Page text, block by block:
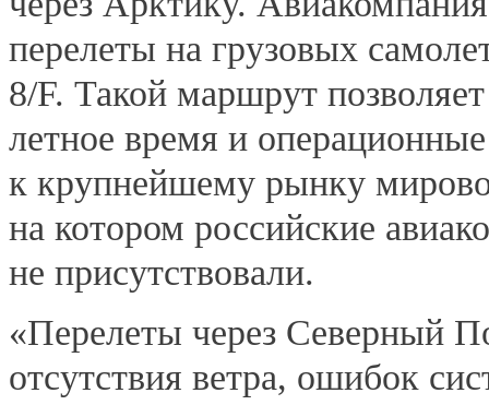
перелеты на грузовых
8/F. Такой маршрут
летное время и
к крупнейшему рынку
на котором российские
не присутствовали.
«Перелеты через Северный
отсутствия ветра, ошибок